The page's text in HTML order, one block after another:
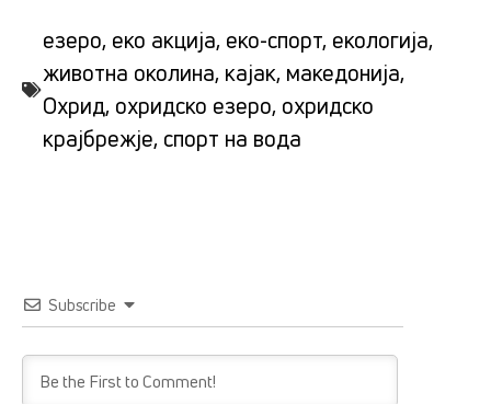
езеро, еко акција, еко-спорт, екологија,
животна околина, кајак, македонија,
Охрид, охридско езеро, охридско
крајбрежје, спорт на вода
Subscribe